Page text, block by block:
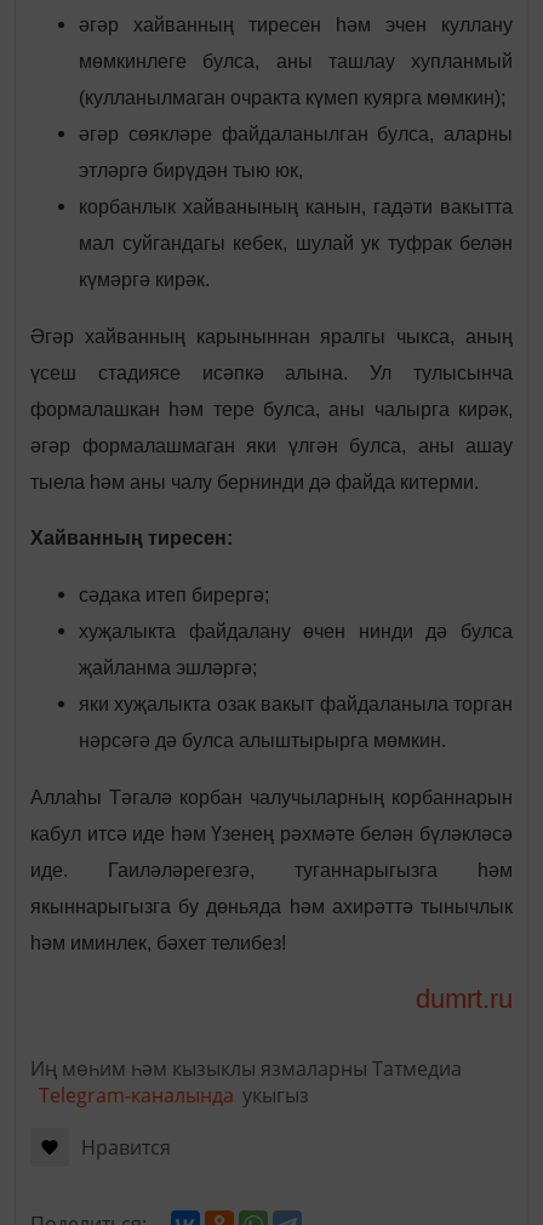
әгәр хайванның тиресен һәм эчен куллану
мөмкинлеге булса, аны ташлау хупланмый
(кулланылмаган очракта күмеп куярга мөмкин);
әгәр сөякләре файдаланылган булса, аларны
этләргә бирүдән тыю юк,
корбанлык хайванының канын, гадәти вакытта
мал суйгандагы кебек, шулай ук туфрак белән
күмәргә кирәк.
Әгәр хайванның карыныннан яралгы чыкса, аның
үсеш стадиясе исәпкә алына. Ул тулысынча
формалашкан һәм тере булса, аны чалырга кирәк,
әгәр формалашмаган яки үлгән булса, аны ашау
тыела һәм аны чалу бернинди дә файда китерми.
Хайванның тиресен:
сәдака итеп бирергә;
хуҗалыкта файдалану өчен нинди дә булса
җайланма эшләргә;
яки хуҗалыкта озак вакыт файдаланыла торган
нәрсәгә дә булса алыштырырга мөмкин.
Аллаһы Тәгалә корбан чалучыларның корбаннарын
кабул итсә иде һәм Үзенең рәхмәте белән бүләкләсә
иде. Гаиләләрегезгә, туганнарыгызга һәм
якыннарыгызга бу дөньяда һәм ахирәттә тынычлык
һәм иминлек, бәхет телибез!
dumrt.ru
Иң мөһим һәм кызыклы язмаларны Татмедиа
Telegram-каналында укыгыз
Нравится